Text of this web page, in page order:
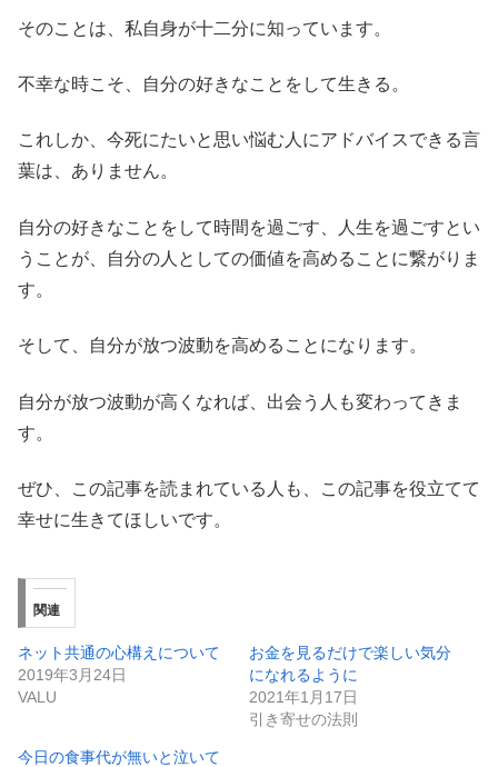
そのことは、私自身が十二分に知っています。
不幸な時こそ、自分の好きなことをして生きる。
これしか、今死にたいと思い悩む人にアドバイスできる言
葉は、ありません。
自分の好きなことをして時間を過ごす、人生を過ごすとい
うことが、自分の人としての価値を高めることに繋がりま
す。
そして、自分が放つ波動を高めることになります。
自分が放つ波動が高くなれば、出会う人も変わってきま
す。
ぜひ、この記事を読まれている人も、この記事を役立てて
幸せに生きてほしいです。
関連
ネット共通の心構えについて
2019年3月24日
VALU
お金を見るだけで楽しい気分
になれるように
2021年1月17日
引き寄せの法則
今日の食事代が無いと泣いて